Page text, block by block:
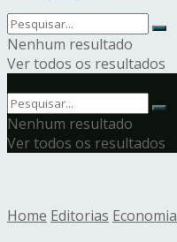
Nenhum resultado
Ver todos os resultados
Nenhum resultado
Ver todos os resultados
Home Editorias Economia